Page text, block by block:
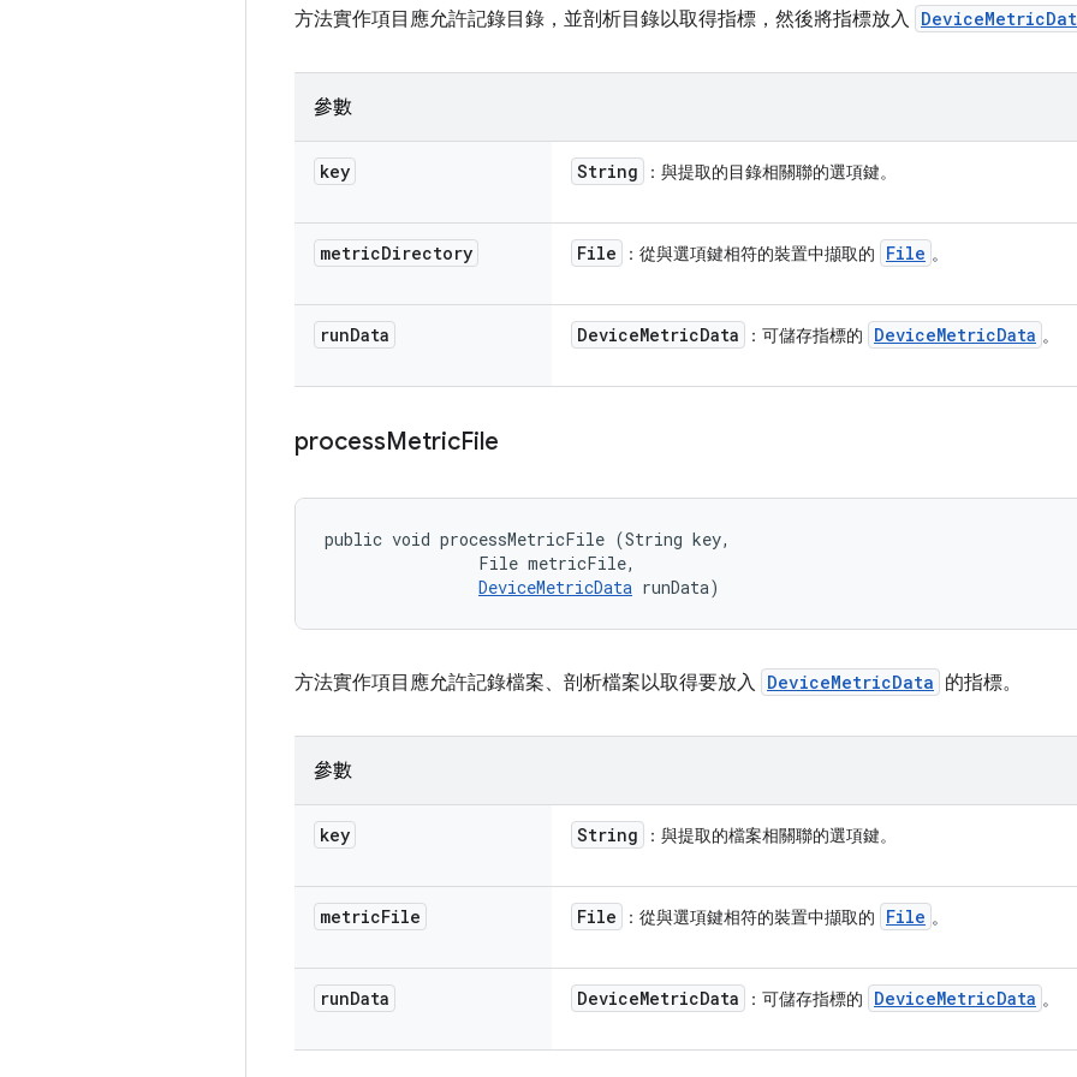
方法實作項目應允許記錄目錄，並剖析目錄以取得指標，然後將指標放入
參數
key String ：與提取的目錄相關聯的選項鍵。
metricDirectory File ：從與選項鍵相符的裝置中擷取的 File 。
runData DeviceMetricData ：可儲存指標的 DeviceMetricData 。
processMetricFile
public void processMetricFile (String key,
                File metricFile,
DeviceMetricData runData)
方法實作項目應允許記錄檔案、剖析檔案以取得要放入 DeviceMetricData 的指標。
參數
key String ：與提取的檔案相關聯的選項鍵。
metricFile File ：從與選項鍵相符的裝置中擷取的 File 。
runData DeviceMetricData ：可儲存指標的 DeviceMetricData 。